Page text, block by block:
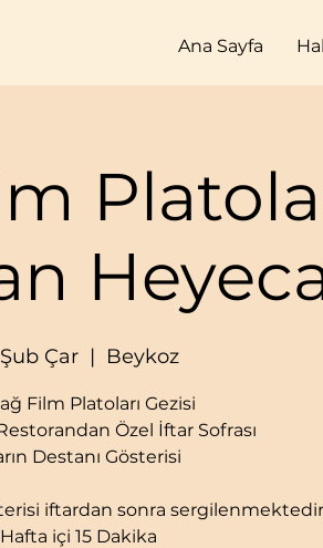
Ana Sayfa
Çar
  |
Beykoz
Film Platoları Gezisi
Özel İftar Sofrası
Destanı Gösterisi
iftardan sonra
içi 15 Dakika